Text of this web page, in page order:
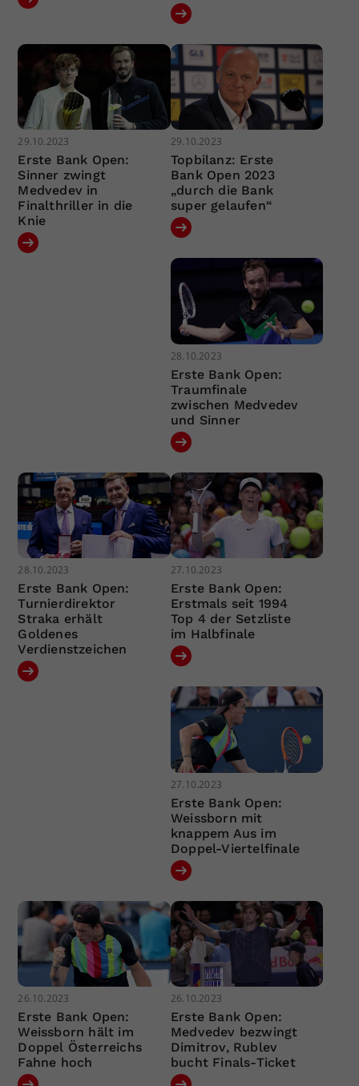
29.10.2023
Erste Bank Open:
Sinner zwingt
Medvedev in
Finalthriller in die
Knie
29.10.2023
Topbilanz: Erste
Bank Open 2023
„durch die Bank
super gelaufen“
28.10.2023
Erste Bank Open:
Traumfinale
zwischen Medvedev
und Sinner
28.10.2023
Erste Bank Open:
Turnierdirektor
Straka erhält
Goldenes
Verdienstzeichen
27.10.2023
Erste Bank Open:
Erstmals seit 1994
Top 4 der Setzliste
im Halbfinale
27.10.2023
Erste Bank Open:
Weissborn mit
knappem Aus im
Doppel-Viertelfinale
26.10.2023
Erste Bank Open:
Weissborn hält im
Doppel Österreichs
Fahne hoch
26.10.2023
Erste Bank Open:
Medvedev bezwingt
Dimitrov, Rublev
bucht Finals-Ticket